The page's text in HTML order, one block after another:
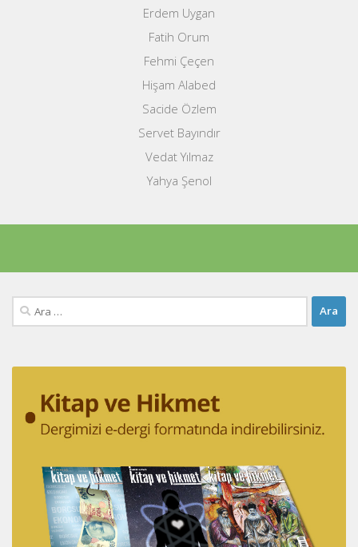
Erdem Uygan
Fatih Orum
Fehmi Çeçen
Hişam Alabed
Sacide Özlem
Servet Bayındır
Vedat Yılmaz
Yahya Şenol
Arama: